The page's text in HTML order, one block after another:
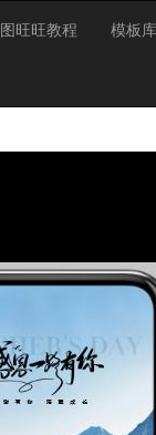
图旺旺教程 模板库